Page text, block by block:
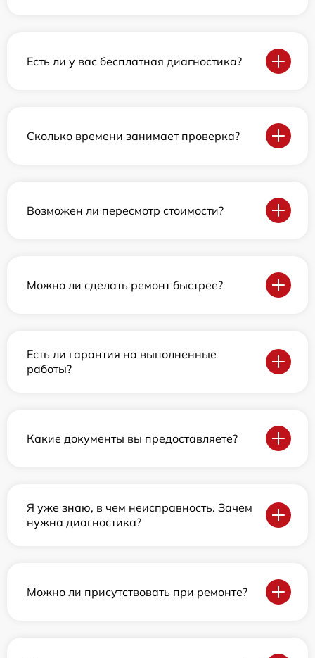
Есть ли у вас бесплатная диагностика?
Сколько времени занимает проверка?
Возможен ли пересмотр стоимости?
Можно ли сделать ремонт быстрее?
Есть ли гарантия на выполненные
работы?
Какие документы вы предоставляете?
Я уже знаю, в чем неисправность. Зачем
нужна диагностика?
Можно ли присутствовать при ремонте?